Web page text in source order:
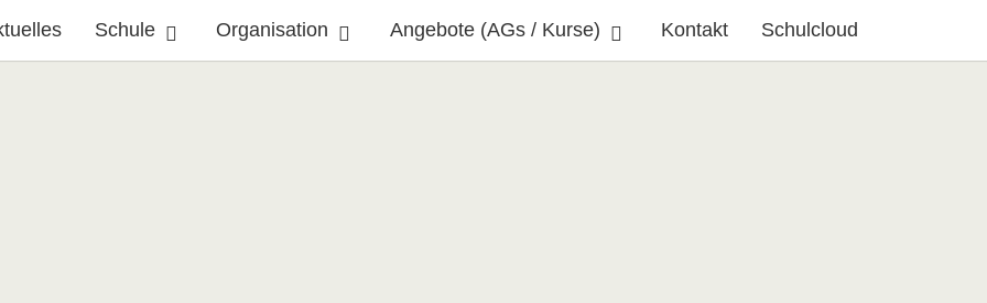
Schule Organisation Angebote (AGs / Kurse) Kontakt Schulcloud